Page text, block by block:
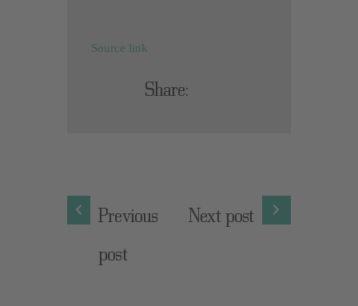
Source link
Share:
Previous
post
Next post